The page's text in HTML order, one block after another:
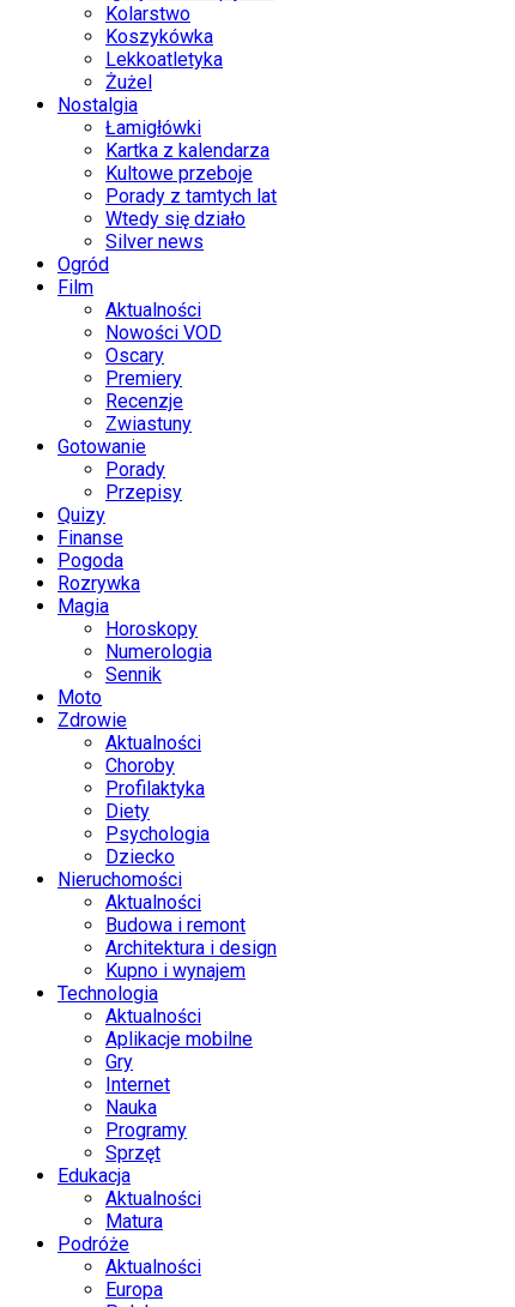
Kolarstwo
Koszykówka
Lekkoatletyka
Żużel
Nostalgia
Łamigłówki
Kartka z kalendarza
Kultowe przeboje
Porady z tamtych lat
Wtedy się działo
Silver news
Ogród
Film
Aktualności
Nowości VOD
Oscary
Premiery
Recenzje
Zwiastuny
Gotowanie
Porady
Przepisy
Quizy
Finanse
Pogoda
Rozrywka
Magia
Horoskopy
Numerologia
Sennik
Moto
Zdrowie
Aktualności
Choroby
Profilaktyka
Diety
Psychologia
Dziecko
Nieruchomości
Aktualności
Budowa i remont
Architektura i design
Kupno i wynajem
Technologia
Aktualności
Aplikacje mobilne
Gry
Internet
Nauka
Programy
Sprzęt
Edukacja
Aktualności
Matura
Podróże
Aktualności
Europa